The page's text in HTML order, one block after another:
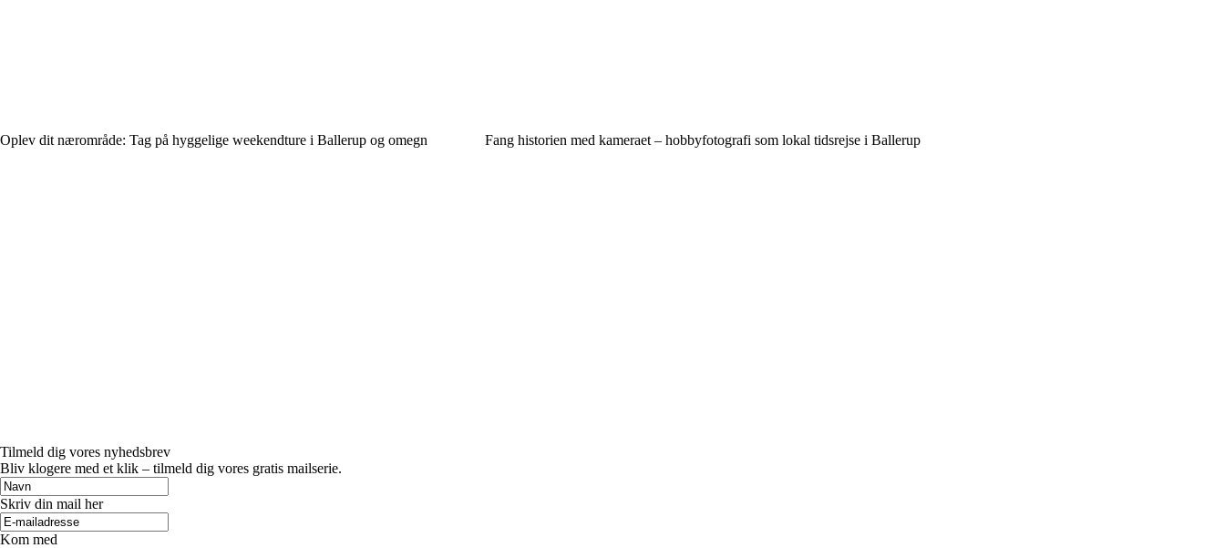
Oplev dit nærområde: Tag på hyggelige weekendture i Ballerup og omegn Fang historien med kameraet – hobbyfotografi som lokal tidsrejse i Ballerup
Tilmeld dig vores nyhedsbrev
Bliv klogere med et klik – tilmeld dig vores gratis mailserie.
Skriv din mail her
Kom med